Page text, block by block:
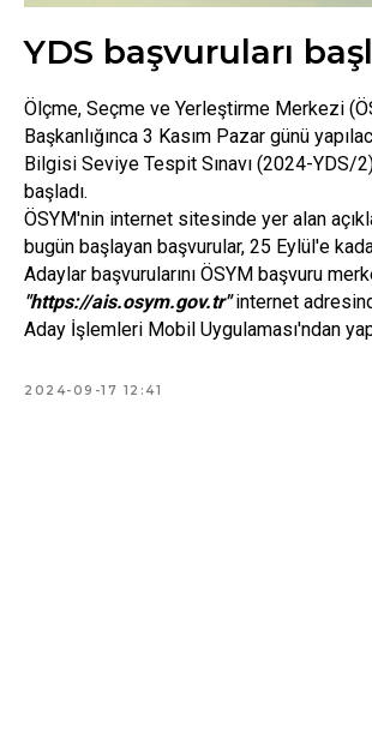
YDS başvuruları
Ölçme, Seçme ve Yerleştirme Merkezi
Başkanlığınca 3 Kasım Pazar günü
Bilgisi Seviye Tespit Sınavı (2024-YDS/
başladı.
ÖSYM'nin internet sitesinde yer alan
bugün başlayan başvurular, 25 Eylül'e
Adaylar başvurularını ÖSYM başvuru
"https://ais.osym.gov.tr"internet
Aday İşlemleri Mobil Uygulaması'ndan
2024-09-17 12:41